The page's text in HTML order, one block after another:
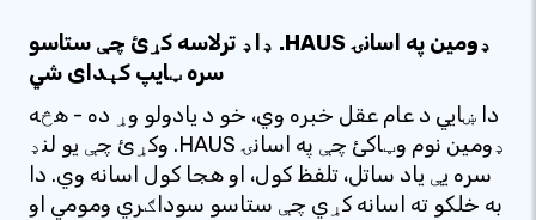
ډاډ ترلاسه کړئ چې ستاسو .HAUS ډومین په اسانۍ
سره ټایپ کېدای شي
دا ښايي د عام عقل خبره وي، خو د یادولو وړ ده - هڅه
وکړئ چې یو لنډ .HAUS ډومین نوم وټاکئ چې په اسانۍ
سره یې یاد ساتل، تلفظ کول، او هجا کول اسانه وي. دا
به خلکو ته اسانه کړي چې ستاسو سوداګري ومومي او